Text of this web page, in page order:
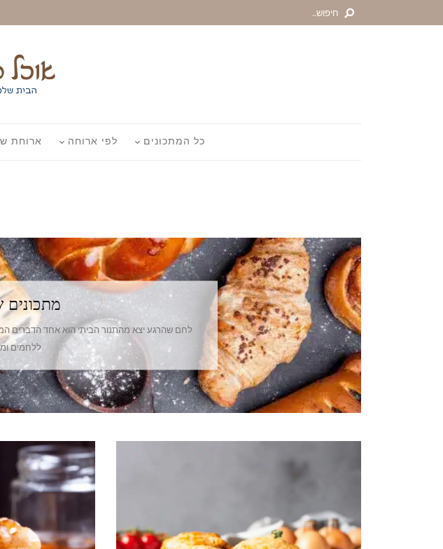
כל המתכונים לפי ארוחה ארוחת
לחם שהרגע יצא מהתנור הביתי הוא אחד הדברים
ללחמים